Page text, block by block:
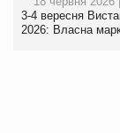
3-4 вересня
2026: Власна